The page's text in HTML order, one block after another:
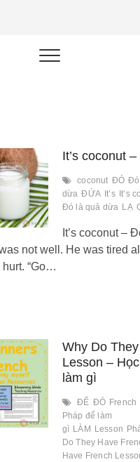
thời
It’s coconut
coconut ĐÓ
dừa ĐỨA It’s It’s
Đó là quả dừa LẠ
It’s coconut –
not well. He was tired
hurt. “Go…
Why Do
Lesson –
làm gì
ĐỂ ĐÓ French
Pháp để làm
gì LÀM Lesson
Do They Have
Have French